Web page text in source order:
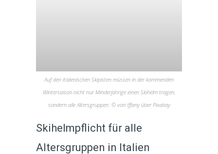
Auf den italienischen Skipisten müssen in der kommenden
Wintersaison nicht nur Minderjährige einen Skihelm tragen,
sondern alle Altersgruppen. © von Iffany über Pixabay
Skihelmpflicht für alle
Altersgruppen in Italien